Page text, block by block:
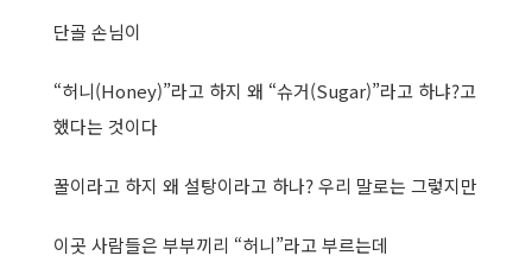
단골 손님이
“허니(Honey)”라고 하지 왜 “슈거(Sugar)”라고 하냐?고
했다는 것이다
꿀이라고 하지 왜 설탕이라고 하나? 우리 말로는 그렇지만
이곳 사람들은 부부끼리 “허니”라고 부르는데